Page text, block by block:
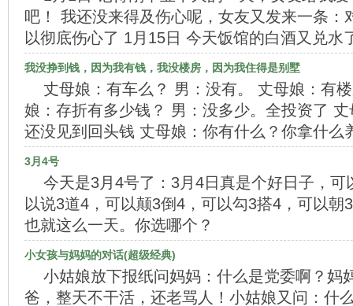
吧！ 我还没来得及伤心呢，女友又发来一条：
以彻底伤心了 1月15日 今天饭馆的白酒又兑水
我没挣到钱，因为我有钱，我没楼房，因为我住得是别墅
丈母娘：有车么？ 男：没有。 丈母娘：有
娘：存折有多少钱？ 男：没多少。全投资了
还没见到回头钱 丈母娘：你有什么？你拿什么
3月4号
今天是3月4号了：3月4日真是个好日子，
以说3道4，可以颠3倒4，可以勾3搭4，可以朝
也就这么一天。你选哪个？
小女孩与妈妈的对话(超级经典)
小姑娘放下报纸问妈妈：什么是党委啊？妈
爸，整天不干活，还老骂人！小姑娘又问：什